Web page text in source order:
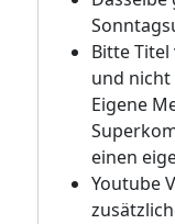
Bitte
und
Eigene
einen
Youtube